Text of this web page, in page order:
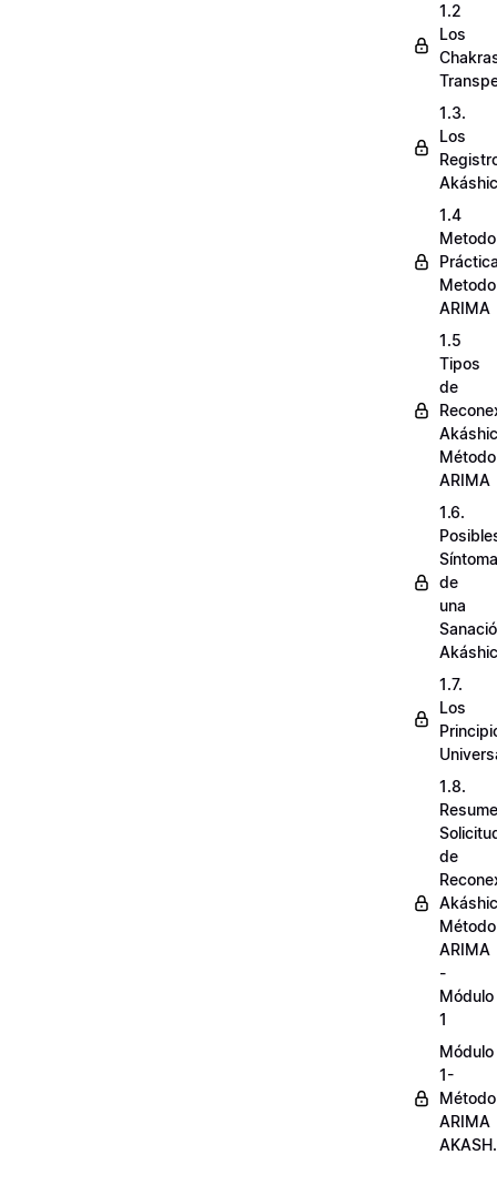
1.2
Los
1.3.
Los
1.4
Metodo
ARIMA
1.5
Tipos
de
Método
ARIMA
1.6.
de
una
1.7.
Los
1.8.
de
Método
ARIMA
-
Módulo
1
Módulo
1-
Método
ARIMA